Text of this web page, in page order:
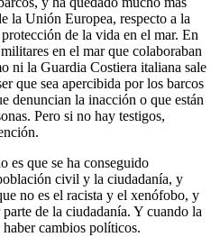
la Unión Europea, respecto a la
de la vida en el mar. En
en el mar que colaboraban
ni la Guardia Costiera italiana sale
que sea apercibida por los barcos
denuncian la inacción o que están
Pero si no hay testigos,
es que se ha conseguido
civil y la ciudadanía, y
no es el racista y el xenófobo, y
de la ciudadanía. Y cuando la
cambios políticos.